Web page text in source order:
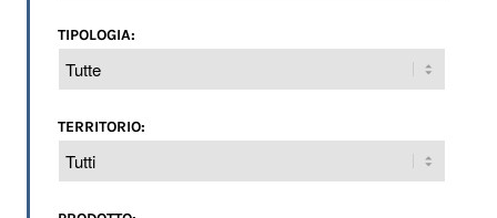
TIPOLOGIA:
TERRITORIO: